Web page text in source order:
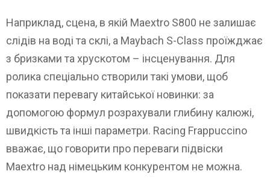
Наприклад, сцена, в якій Maextro S800 не залишає
слідів на воді та склі, а Maybach S-Class проїжджає
з бризками та хрускотом – інсценування. Для
ролика спеціально створили такі умови, щоб
показати перевагу китайської новинки: за
допомогою формул розрахували глибину калюжі,
швидкість та інші параметри. Racing Frappuccino
вважає, що говорити про переваги підвіски
Maextro над німецьким конкурентом не можна.